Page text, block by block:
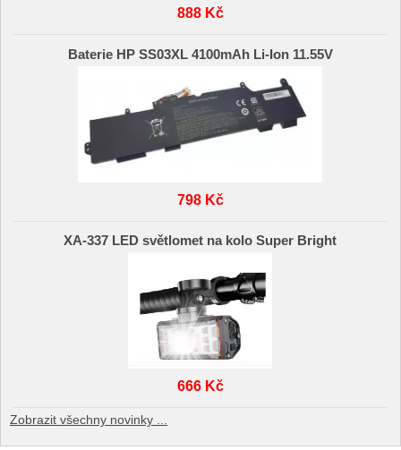
888 Kč
Baterie HP SS03XL 4100mAh Li-Ion 11.55V
798 Kč
XA-337 LED světlomet na kolo Super Bright
666 Kč
Zobrazit všechny novinky ...